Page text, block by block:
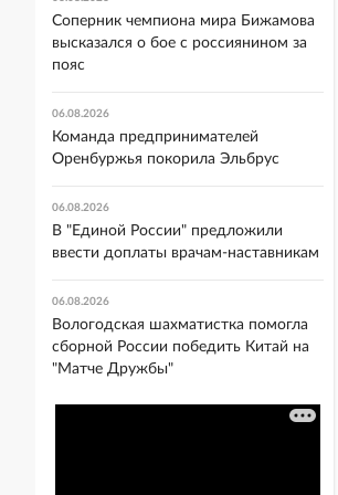
Соперник чемпиона мира Бижамова
высказался о бое с россиянином за
пояс
06.08.2026
Команда предпринимателей
Оренбуржья покорила Эльбрус
06.08.2026
В "Единой России" предложили
ввести доплаты врачам-наставникам
06.08.2026
Вологодская шахматистка помогла
сборной России победить Китай на
"Матче Дружбы"